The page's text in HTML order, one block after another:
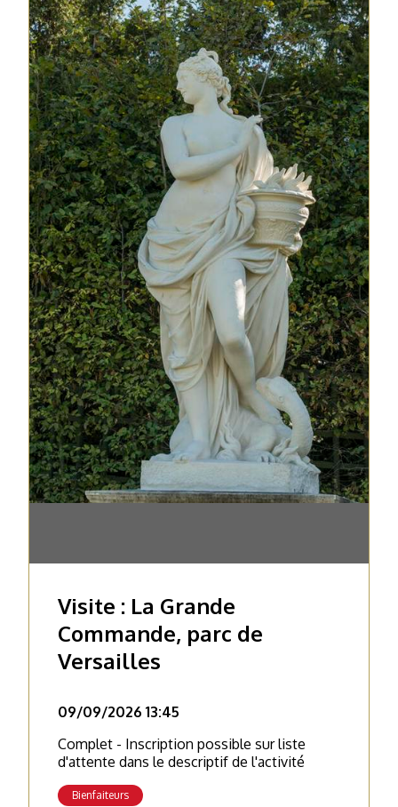
Visite : La Grande
Commande, parc de
Versailles
09/09/2026 13:45
Complet - Inscription possible sur liste
d'attente dans le descriptif de l'activité
Bienfaiteurs